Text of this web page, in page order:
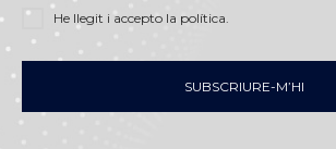
He llegit i accepto la política
SUBSCRIURE-M’HI